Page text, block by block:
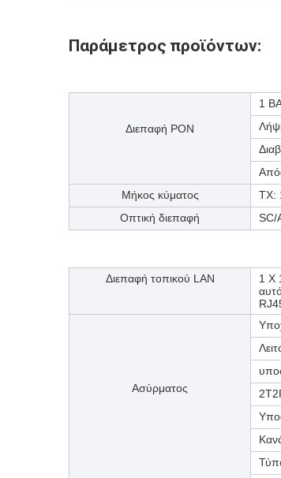
Παράμετρος προϊόντων:
Διεπαφή PON
1
Μήκος κύματος
TX:
Οπτική διεπαφή
SC/
Διεπαφή τοπικού LAN
1 Χ
Ασύρματος